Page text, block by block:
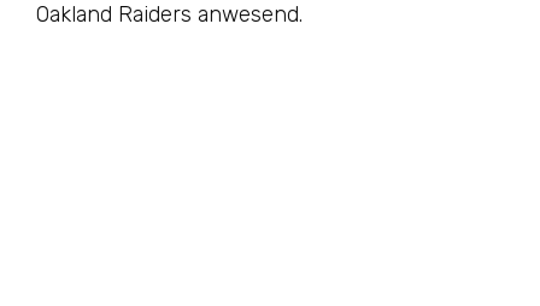
Oakland Raiders anwesend.